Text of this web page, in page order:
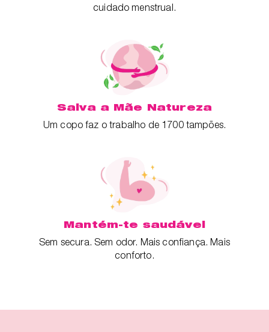
cuidado menstrual.
Salva a Mãe Natureza
Um copo faz o trabalho de 1700 tampões.
Mantém-te saudável
Sem secura. Sem odor. Mais confiança. Mais
conforto.